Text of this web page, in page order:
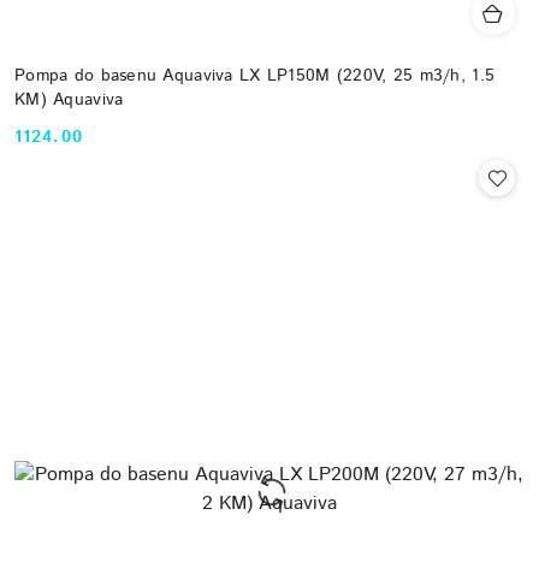
Pompa do basenu Aquaviva LX LP150M (220V, 25 m3/h, 1.5
KM) Aquaviva
Cena:
1124.00